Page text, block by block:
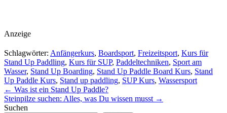
Anzeige
Schlagwörter: Anfängerkurs, Boardsport, Freizeitsport, Kurs für
Stand Up Paddling, Kurs für SUP, Paddeltechniken, Sport am
Wasser, Stand Up Boarding, Stand Up Paddle Board Kurs, Stand
Up Paddle Kurs, Stand up paddling, SUP Kurs, Wassersport
Post
navigation
← Was ist ein Stand Up Paddle?
Steinpilze suchen: Alles, was Du wissen musst →
Suchen